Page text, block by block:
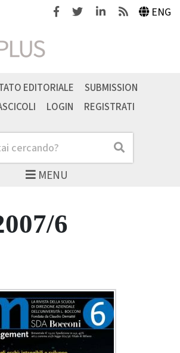
FacebookTwitterLinkedinFeeds ENG
MENU
Cerca
EDITORIALE
SUBMISSION
LOGIN REGISTRATI
6